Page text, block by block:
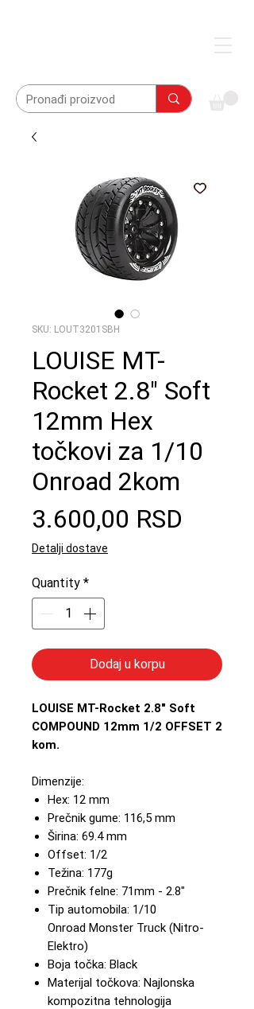
SKU: LOUT3201SBH
LOUISE MT-
Rocket 2.8" Soft
12mm Hex
točkovi za 1/10
Onroad 2kom
3.600,00 RSD
Detalji dostave
Quantity *
Dodaj u korpu
LOUISE MT-Rocket 2.8" Soft
COMPOUND 12mm 1/2 OFFSET 2
kom.
Dimenzije:
Hex: 12 mm
Prečnik gume: 116,5 mm
Širina: 69.4 mm
Offset: 1/2
Težina: 177g
Prečnik felne: 71mm - 2.8"
Tip automobila: 1/10
Onroad Monster Truck (Nitro-
Elektro)
Boja točka: Black
Materijal točkova: Najlonska
kompozitna tehnologija